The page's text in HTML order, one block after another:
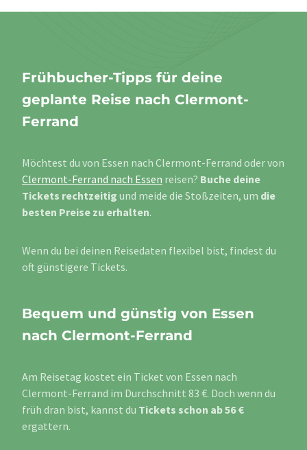
Frühbucher-Tipps für deine
geplante Reise nach Clermont-
Ferrand
Möchtest du von Essen nach Clermont-Ferrand oder von
Clermont-Ferrand nach Essen reisen? Buche deine
Tickets rechtzeitig und meide die Stoßzeiten, um die
besten Preise zu erhalten.
Wenn du bei deinen Reisedaten flexibel bist, findest du
oft günstigere Tickets.
Bequem und günstig von Essen
nach Clermont-Ferrand
Am Reisetag kostet ein Ticket von Essen nach
Clermont-Ferrand im Durchschnitt 83 €. Doch wenn du
früh dran bist, kannst du Tickets schon ab 56 €
ergattern.